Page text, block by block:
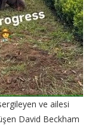
ve ailesi
David Beckham